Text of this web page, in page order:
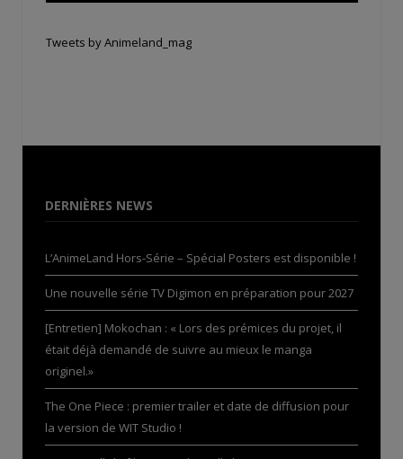
Tweets by Animeland_mag
DERNIÈRES NEWS
L’AnimeLand Hors-Série – Spécial Posters est disponible !
Une nouvelle série TV Digimon en préparation pour 2027
[Entretien] Mokochan : « Lors des prémices du projet, il
était déjà demandé de suivre au mieux le manga
originel.»
The One Piece : premier trailer et date de diffusion pour
la version de WIT Studio !